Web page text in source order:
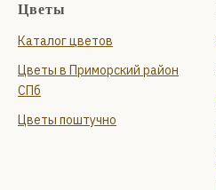
Цветы
Каталог цветов
Цветы в Приморский район
СПб
Цветы поштучно